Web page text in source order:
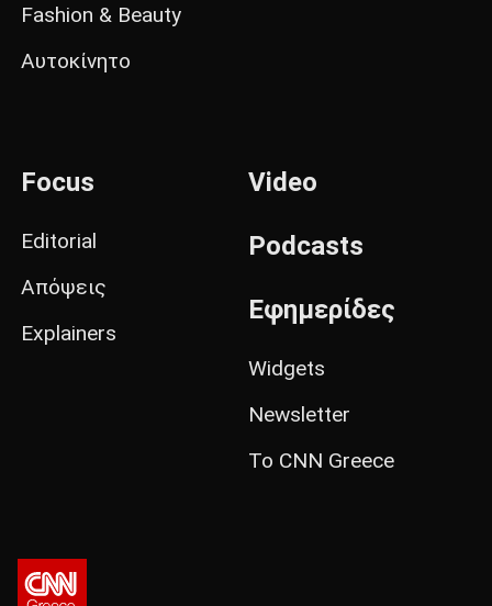
Fashion & Beauty
Αυτοκίνητο
Focus
Editorial
Απόψεις
Explainers
Video
Podcasts
Εφημερίδες
Widgets
Newsletter
Το CNN Greece